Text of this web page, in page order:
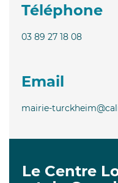
Téléphone
03 89 27 18 08
Email
mairie-
Le Centre